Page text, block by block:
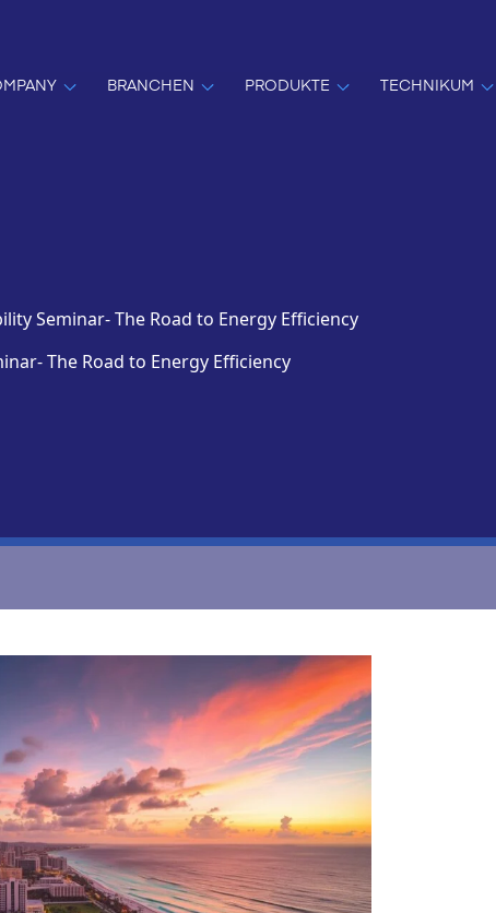
BRANCHEN PRODUKTE TECHNIKUM
Seminar- The Road to Energy Efficiency
The Road to Energy Efficiency